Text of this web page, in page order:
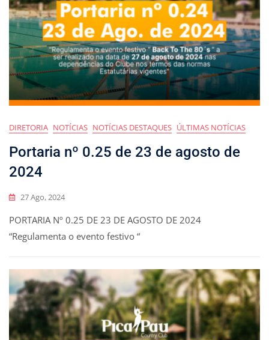
DIRETORIA NOTÍCIAS NOTÍCIAS DESTAQUES ÚLTIMAS NOTÍCIAS
Portaria nº 0.25 de 23 de agosto de
2024
27 Ago, 2024
PORTARIA Nº 0.25 DE 23 DE AGOSTO DE 2024
“Regulamenta o evento festivo “